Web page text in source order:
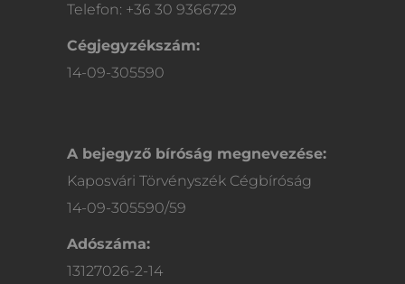
Telefon: +36 30 9366729
Cégjegyzékszám:
14-09-305590
A bejegyző bíróság megnevezése:
Kaposvári Törvényszék Cégbíróság
14-09-305590/59
Adószáma:
13127026-2-14